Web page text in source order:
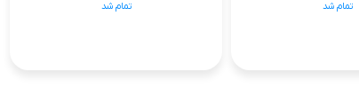
تمام شد تمام شد